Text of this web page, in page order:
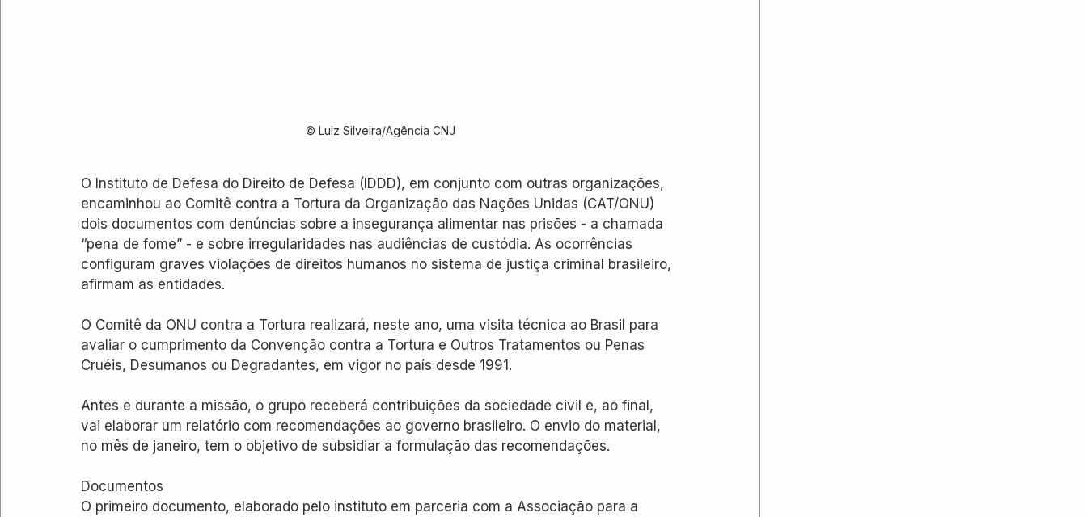
© Luiz Silveira/Agência CNJ
O Instituto de Defesa do Direito de Defesa (IDDD), em conjunto com outras organizações,
encaminhou ao Comitê contra a Tortura da Organização das Nações Unidas (CAT/ONU)
dois documentos com denúncias sobre a insegurança alimentar nas prisões - a chamada
“pena de fome” - e sobre irregularidades nas audiências de custódia. As ocorrências
configuram graves violações de direitos humanos no sistema de justiça criminal brasileiro,
afirmam as entidades.
O Comitê da ONU contra a Tortura realizará, neste ano, uma visita técnica ao Brasil para
avaliar o cumprimento da Convenção contra a Tortura e Outros Tratamentos ou Penas
Cruéis, Desumanos ou Degradantes, em vigor no país desde 1991.
Antes e durante a missão, o grupo receberá contribuições da sociedade civil e, ao final,
vai elaborar um relatório com recomendações ao governo brasileiro. O envio do material,
no mês de janeiro, tem o objetivo de subsidiar a formulação das recomendações.
Documentos
O primeiro documento, elaborado pelo instituto em parceria com a Associação para a